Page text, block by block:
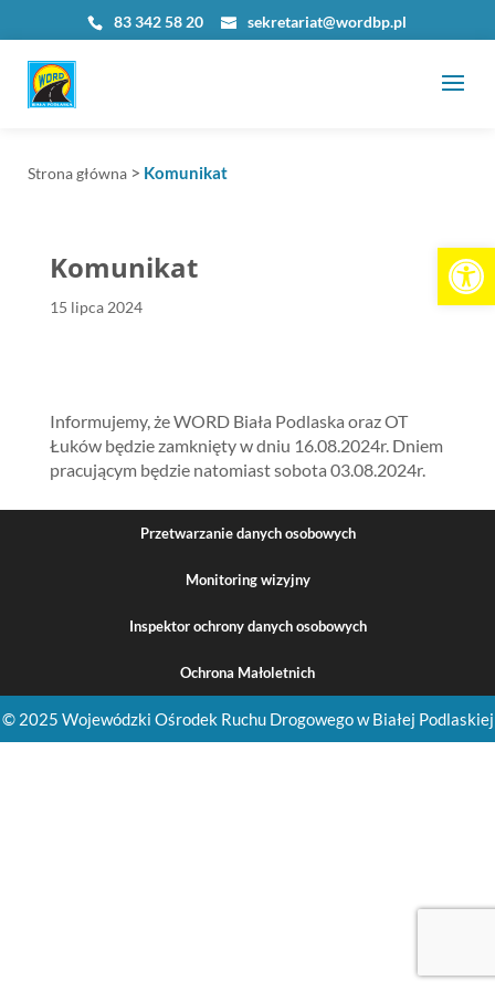
83 342 58 20 sekretariat@wordbp.pl
Strona główna> Komunikat
Komunikat
15 lipca 2024
Informujemy, że WORD Biała Podlaska oraz OT
Łuków będzie zamknięty w dniu 16.08.2024r. Dniem
pracującym będzie natomiast sobota 03.08.2024r.
Przetwarzanie danych osobowych
Monitoring wizyjny
Inspektor ochrony danych osobowych
Ochrona Małoletnich
© 2025 Wojewódzki Ośrodek Ruchu Drogowego w Białej Podlaskiej